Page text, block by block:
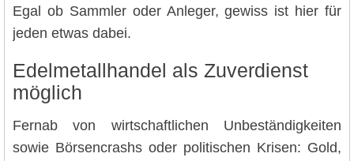
Egal ob Sammler oder Anleger, gewiss ist hier für
jeden etwas dabei.
Edelmetallhandel als Zuverdienst
möglich
Fernab von wirtschaftlichen Unbeständigkeiten
sowie Börsencrashs oder politischen Krisen: Gold,